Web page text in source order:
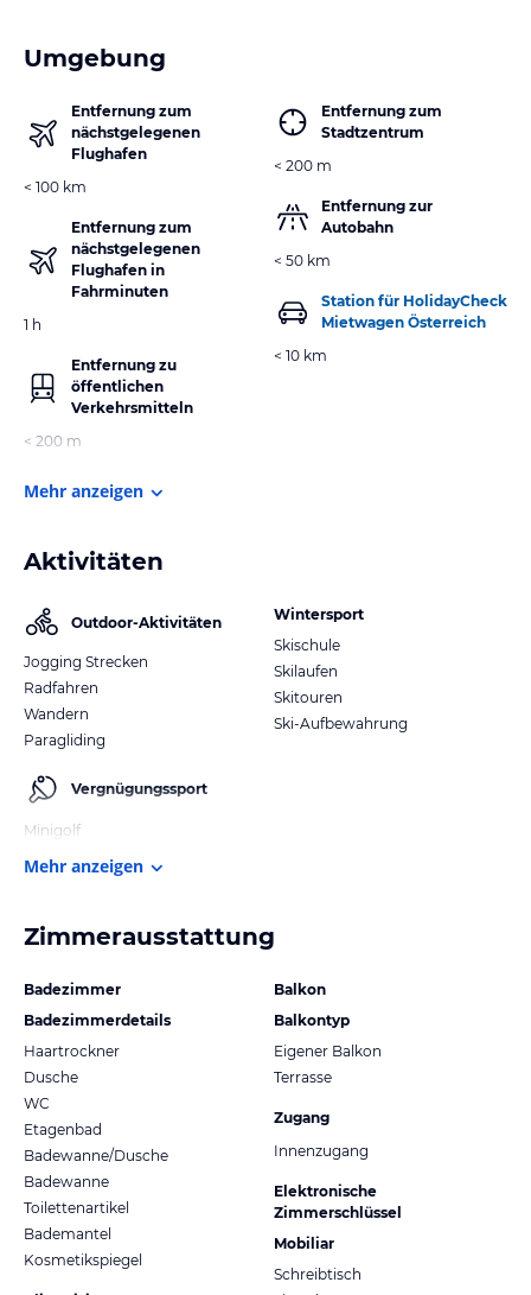
Umgebung
Entfernung zum
nächstgelegenen
Flughafen
< 100 km
Entfernung zum
nächstgelegenen
Flughafen in
Fahrminuten
1 h
Entfernung zu
öffentlichen
Verkehrsmitteln
< 200 m
Entfernung zum
Stadtzentrum
< 200 m
Entfernung zur
Autobahn
< 50 km
Station für HolidayCheck
Mietwagen Österreich
< 10 km
Mehr anzeigen
Aktivitäten
Outdoor-Aktivitäten
Jogging Strecken
Radfahren
Wandern
Paragliding
Vergnügungssport
Minigolf
Wintersport
Skischule
Skilaufen
Skitouren
Ski-Aufbewahrung
Mehr anzeigen
Zimmerausstattung
Badezimmer
Badezimmerdetails
Haartrockner
Dusche
WC
Etagenbad
Badewanne/Dusche
Badewanne
Toilettenartikel
Bademantel
Kosmetikspiegel
Balkon
Balkontyp
Eigener Balkon
Terrasse
Zugang
Innenzugang
Elektronische
Zimmerschlüssel
Mobiliar
Schreibtisch